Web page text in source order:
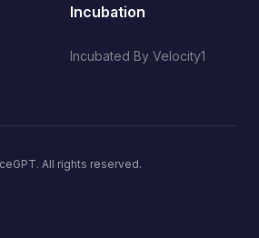
Incubation
Incubated By Velocity1
All rights reserved.